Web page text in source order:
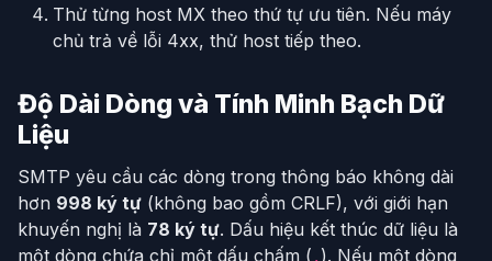
Thử từng host MX theo thứ tự ưu tiên. Nếu máy
chủ trả về lỗi 4xx, thử host tiếp theo.
Độ Dài Dòng và Tính Minh Bạch Dữ
Liệu
SMTP yêu cầu các dòng trong thông báo không dài
hơn 998 ký tự (không bao gồm CRLF), với giới hạn
khuyến nghị là 78 ký tự. Dấu hiệu kết thúc dữ liệu là
một dòng chứa chỉ một dấu chấm ( . ). Nếu một dòng